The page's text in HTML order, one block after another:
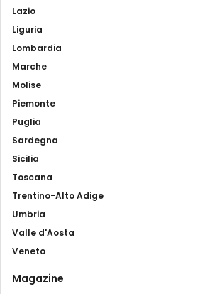
Lazio
Liguria
Lombardia
Marche
Molise
Piemonte
Puglia
Sardegna
Sicilia
Toscana
Trentino-Alto Adige
Umbria
Valle d'Aosta
Veneto
Magazine